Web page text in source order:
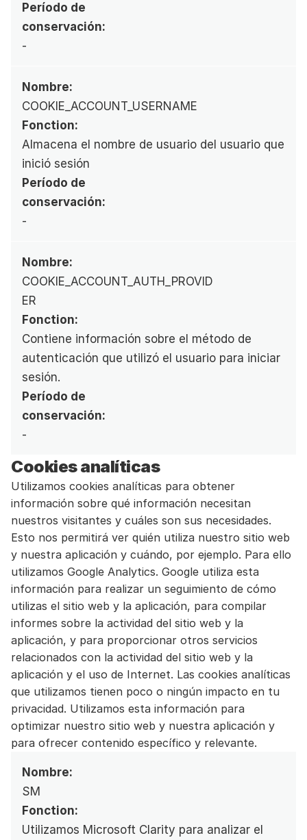
Período de
conservación:
-
Nombre:
COOKIE_ACCOUNT_USERNAME
Fonction:
Almacena el nombre de usuario del usuario que
inició sesión
Período de
conservación:
-
Nombre:
COOKIE_ACCOUNT_AUTH_PROVID
ER
Fonction:
Contiene información sobre el método de
autenticación que utilizó el usuario para iniciar
sesión.
Período de
conservación:
-
Cookies analíticas
Utilizamos cookies analíticas para obtener
información sobre qué información necesitan
nuestros visitantes y cuáles son sus necesidades.
Esto nos permitirá ver quién utiliza nuestro sitio web
y nuestra aplicación y cuándo, por ejemplo. Para ello
utilizamos Google Analytics. Google utiliza esta
información para realizar un seguimiento de cómo
utilizas el sitio web y la aplicación, para compilar
informes sobre la actividad del sitio web y la
aplicación, y para proporcionar otros servicios
relacionados con la actividad del sitio web y la
aplicación y el uso de Internet. Las cookies analíticas
que utilizamos tienen poco o ningún impacto en tu
privacidad. Utilizamos esta información para
optimizar nuestro sitio web y nuestra aplicación y
para ofrecer contenido específico y relevante.
Nombre:
SM
Fonction:
Utilizamos Microsoft Clarity para analizar el